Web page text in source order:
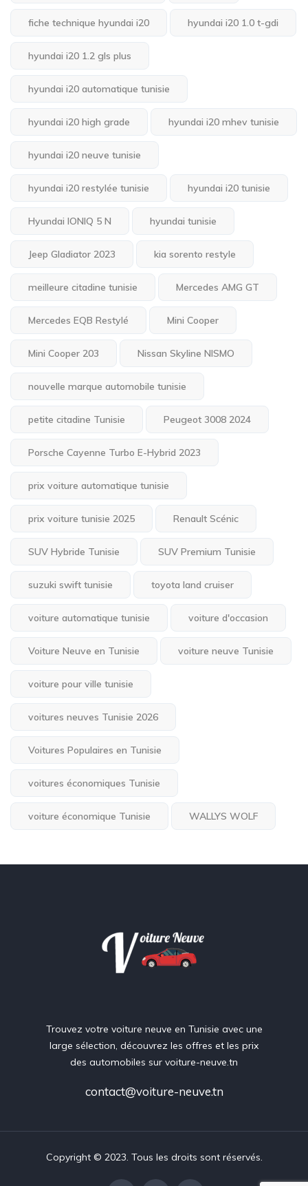
fiche technique hyundai i20 hyundai i20 1.0 t-gdi
hyundai i20 1.2 gls plus
hyundai i20 automatique tunisie
hyundai i20 high grade hyundai i20 mhev tunisie
hyundai i20 neuve tunisie
hyundai i20 restylée tunisie hyundai i20 tunisie
Hyundai IONIQ 5 N hyundai tunisie
Jeep Gladiator 2023 kia sorento restyle
meilleure citadine tunisie Mercedes AMG GT
Mercedes EQB Restylé Mini Cooper
Mini Cooper 203 Nissan Skyline NISMO
nouvelle marque automobile tunisie
petite citadine Tunisie Peugeot 3008 2024
Porsche Cayenne Turbo E-Hybrid 2023
prix voiture automatique tunisie
prix voiture tunisie 2025 Renault Scénic
SUV Hybride Tunisie SUV Premium Tunisie
suzuki swift tunisie toyota land cruiser
voiture automatique tunisie voiture d'occasion
Voiture Neuve en Tunisie voiture neuve Tunisie
voiture pour ville tunisie
voitures neuves Tunisie 2026
Voitures Populaires en Tunisie
voitures économiques Tunisie
voiture économique Tunisie WALLYS WOLF
Trouvez votre voiture neuve en Tunisie avec une
large sélection, découvrez les offres et les prix
des automobiles sur voiture-neuve.tn
contact@voiture-neuve.tn
Copyright © 2023. Tous les droits sont réservés.